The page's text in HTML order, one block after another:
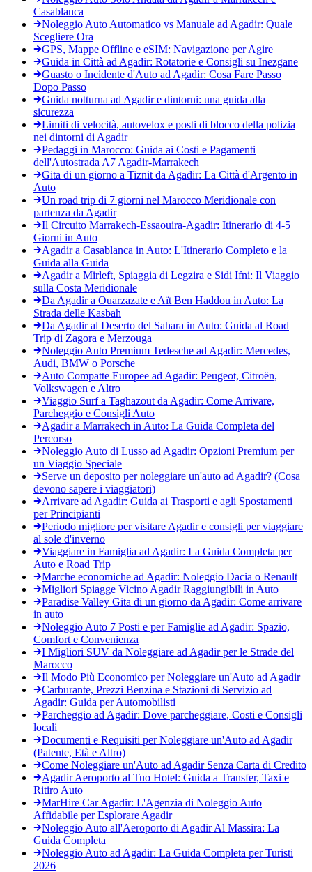
Casablanca
Noleggio Auto Automatico vs Manuale ad Agadir: Quale
Scegliere Ora
GPS, Mappe Offline e eSIM: Navigazione per Agire
Guida in Città ad Agadir: Rotatorie e Consigli su Inezgane
Guasto o Incidente d'Auto ad Agadir: Cosa Fare Passo
Dopo Passo
Guida notturna ad Agadir e dintorni: una guida alla
sicurezza
Limiti di velocità, autovelox e posti di blocco della polizia
nei dintorni di Agadir
Pedaggi in Marocco: Guida ai Costi e Pagamenti
dell'Autostrada A7 Agadir-Marrakech
Gita di un giorno a Tiznit da Agadir: La Città d'Argento in
Auto
Un road trip di 7 giorni nel Marocco Meridionale con
partenza da Agadir
Il Circuito Marrakech-Essaouira-Agadir: Itinerario di 4-5
Giorni in Auto
Agadir a Casablanca in Auto: L'Itinerario Completo e la
Guida alla Guida
Agadir a Mirleft, Spiaggia di Legzira e Sidi Ifni: Il Viaggio
sulla Costa Meridionale
Da Agadir a Ouarzazate e Aït Ben Haddou in Auto: La
Strada delle Kasbah
Da Agadir al Deserto del Sahara in Auto: Guida al Road
Trip di Zagora e Merzouga
Noleggio Auto Premium Tedesche ad Agadir: Mercedes,
Audi, BMW o Porsche
Auto Compatte Europee ad Agadir: Peugeot, Citroën,
Volkswagen e Altro
Viaggio Surf a Taghazout da Agadir: Come Arrivare,
Parcheggio e Consigli Auto
Agadir a Marrakech in Auto: La Guida Completa del
Percorso
Noleggio Auto di Lusso ad Agadir: Opzioni Premium per
un Viaggio Speciale
Serve un deposito per noleggiare un'auto ad Agadir? (Cosa
devono sapere i viaggiatori)
Arrivare ad Agadir: Guida ai Trasporti e agli Spostamenti
per Principianti
Periodo migliore per visitare Agadir e consigli per viaggiare
al sole d'inverno
Viaggiare in Famiglia ad Agadir: La Guida Completa per
Auto e Road Trip
Marche economiche ad Agadir: Noleggio Dacia o Renault
Migliori Spiagge Vicino Agadir Raggiungibili in Auto
Paradise Valley Gita di un giorno da Agadir: Come arrivare
in auto
Noleggio Auto 7 Posti e per Famiglie ad Agadir: Spazio,
Comfort e Convenienza
I Migliori SUV da Noleggiare ad Agadir per le Strade del
Marocco
Il Modo Più Economico per Noleggiare un'Auto ad Agadir
Carburante, Prezzi Benzina e Stazioni di Servizio ad
Agadir: Guida per Automobilisti
Parcheggio ad Agadir: Dove parcheggiare, Costi e Consigli
locali
Documenti e Requisiti per Noleggiare un'Auto ad Agadir
(Patente, Età e Altro)
Come Noleggiare un'Auto ad Agadir Senza Carta di Credito
Agadir Aeroporto al Tuo Hotel: Guida a Transfer, Taxi e
Ritiro Auto
MarHire Car Agadir: L'Agenzia di Noleggio Auto
Affidabile per Esplorare Agadir
Noleggio Auto all'Aeroporto di Agadir Al Massira: La
Guida Completa
Noleggio Auto ad Agadir: La Guida Completa per Turisti
2026